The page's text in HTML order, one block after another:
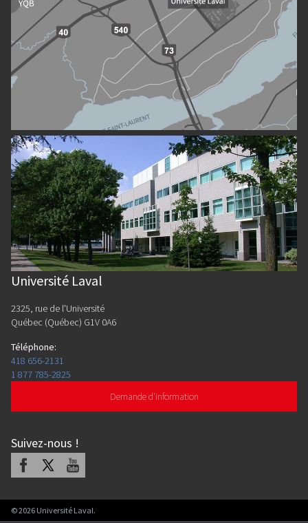
Université Laval
2325, rue de l'Université
Québec (Québec) G1V 0A6
Téléphone:
418 656-2131
1 877 785-2825
Demande d'information
Suivez-nous !
Facebook Youtube
©2026 Université Laval.